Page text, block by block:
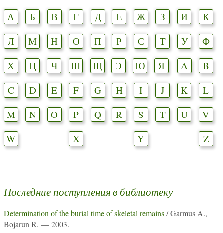
А Б В Г Д Е Ж З И
К
Л
М Н О П Р С Т У
Ф
Х
Ц Ч Ш Щ Э Ю Я A
B
C
D E F G H I J K
L
M
N O P Q R S T U
V
W
X Y Z
Последние поступления в библиотеку
Determination of the burial time of skeletal remains/ Garmus A.,
Bojarun R. — 2003.